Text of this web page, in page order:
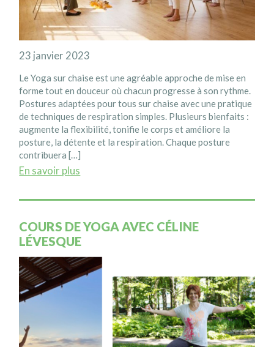
23 janvier 2023
Le Yoga sur chaise est une agréable approche de mise en
forme tout en douceur où chacun progresse à son rythme.
Postures adaptées pour tous sur chaise avec une pratique
de techniques de respiration simples. Plusieurs bienfaits :
augmente la flexibilité, tonifie le corps et améliore la
posture, la détente et la respiration. Chaque posture
contribuera […]
En savoir plus
COURS DE YOGA AVEC CÉLINE
LÉVESQUE